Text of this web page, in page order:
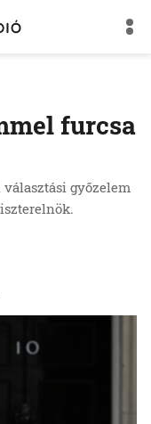
furcsa
győzelem